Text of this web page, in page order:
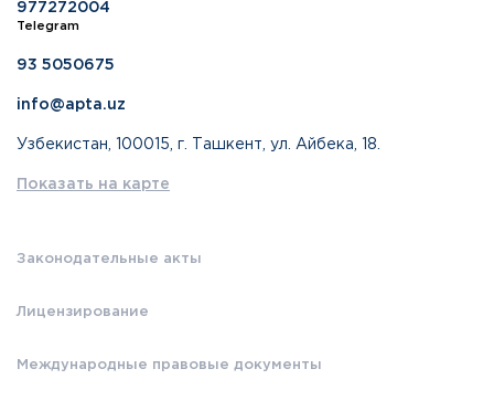
977272004
Telegram
93 5050675
info@apta.uz
Узбекистан, 100015, г. Ташкент, ул. Айбека, 18.
Показать на карте
Законодательные акты
Лицензирование
Международные правовые документы